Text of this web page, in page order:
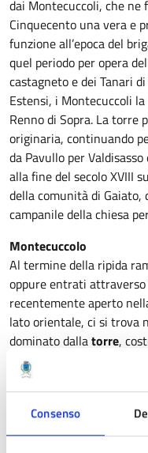
Consenso
dai Montecuccoli, che
Cinquecento una vera e
funzione all’epoca del
quel periodo per opera
castagneto e dei Tanari
Estensi, i Montecuccoli
Renno di Sopra. La torre
originaria, continuando
da Pavullo per
alla fine del secolo XVIII
della comunità di
campanile della chiesa
Montecuccolo
Al termine della ripida
oppure entrati
recentemente aperto
lato orientale, ci si trova
dominato dallatorre,
cui i ghibellini
il predominio nel
potere. La torre era
L’attuale arco di
successivamente, come